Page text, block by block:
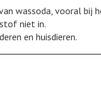
wassoda, vooral
niet in.
en huisdieren.